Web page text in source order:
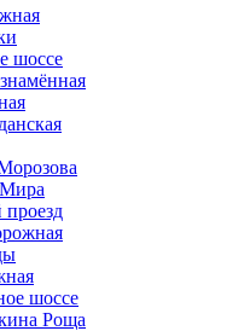
шоссе
проезд
шоссе
Роща